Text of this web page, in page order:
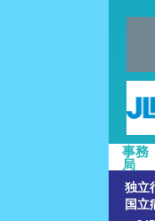
事務
局
独立
国立